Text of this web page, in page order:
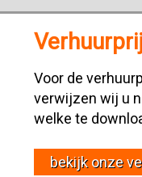
Voor de
verwijzen wij u
welke te
bekijk onze